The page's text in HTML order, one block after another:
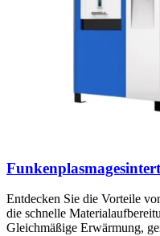
Entdecken Sie die Vorteile
die schnelle
Gleichmäßige Erwärmung,